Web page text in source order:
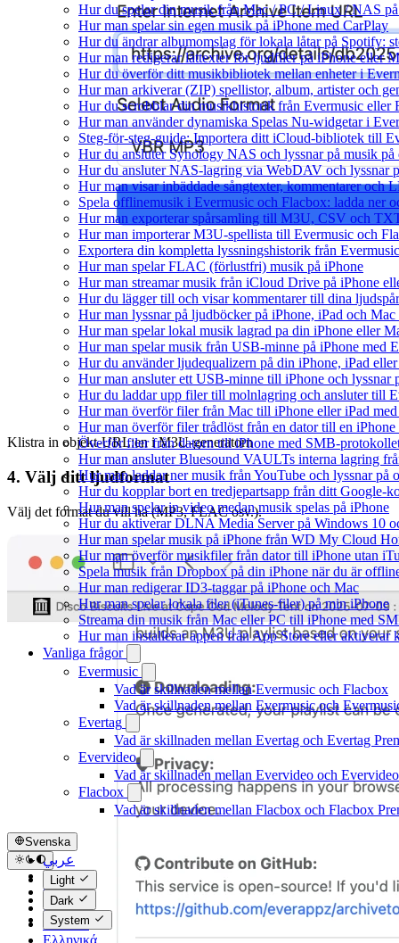
Hur du spelar din musik från Mac / PC / Linux / NAS
Hur man spelar sin egen musik på iPhone med CarPlay
Hur du ändrar albumomslag för lokala låtar på Spotify:
Hur man redigerar låttexter för ljudfiler på iPhone eller
Hur du överför ditt musikbibliotek mellan enheter i
Hur man arkiverar (ZIP) spellistor, album, artister och
Hur du scrobblar din musikhistorik från Evermusic eller
Hur man använder dynamiska Spelas Nu-widgetar i
Steg-för-steg-guide: Importera ditt iCloud-bibliotek till
Hur du ansluter Synology NAS och lyssnar på musik
Hur du ansluter NAS-lagring via WebDAV och lyssnar
Hur man visar inbäddade sångtexter, kommentarer och
Spela offlinemusik i Evermusic och Flacbox: ladda ner
Hur man exporterar spårsamling till M3U, CSV och
Hur man importerar M3U-spellista till Evermusic och
Exportera din kompletta lyssningshistorik från
Hur man spelar FLAC (förlustfri) musik på iPhone
Hur man streamar musik från iCloud Drive på iPhone
Hur du lägger till och visar kommentarer till dina
Hur man lyssnar på ljudböcker på iPhone, iPad och
Hur man spelar lokal musik lagrad pa din iPhone eller
Hur man spelar musik från USB-minne på iPhone med
Hur du använder ljudequalizern på din iPhone, iPad
Hur man ansluter ett USB-minne till iPhone och lyssnar
Hur du laddar upp filer till molnlagring och ansluter till
Hur man överför filer från Mac till iPhone eller iPad
Hur man överför filer trådlöst från en dator till en
Överför filer från datorn till iPhone med SMB-
Hur man ansluter Bluesound VAULTs interna lagring
Hur man laddar ner musik från YouTube och lyssnar på
Hur du kopplar bort en tredjepartsapp från ditt Google-
Hur man spelar in video medan musik spelas på iPhone
Hur du aktiverar DLNA Media Server på Windows 10
Hur man spelar musik på iPhone från WD My Cloud
Hur man överför musikfiler från dator till iPhone utan
Spela musik från Dropbox på din iPhone när du är
Hur man redigerar ID3-taggar på iPhone och Mac
Hur man spelar lokala filer (iTunes-filer) på min iPhone
Streama din musik från Mac eller PC till iPhone med
Hur man installerar appen från App Store eller aktiverar
Vanliga frågor
Evermusic
Vad är skillnaden mellan Evermusic och Flacbox
Vad är skillnaden mellan Evermusic och
Evertag
Vad är skillnaden mellan Evertag och Evertag
Evervideo
Vad är skillnaden mellan Evervideo och
Flacbox
Vad är skillnaden mellan Flacbox och Flacbox
Svenska
عربي
Català
Čeština
Dansk
Deutsch
Ελληνικά
Light
Dark
System
Klistra in objekt-URL:en i M3U-generatorn
4. Välj ditt ljudformat
Välj det format du vill ha (MP3, FLAC osv.).